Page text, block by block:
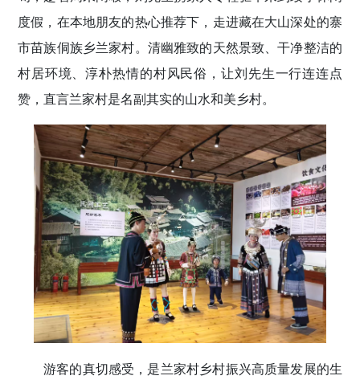
度假，在本地朋友的热心推荐下，走进藏在大山深处的寨
市苗族侗族乡兰家村。清幽雅致的天然景致、干净整洁的
村居环境、淳朴热情的村风民俗，让刘先生一行连连点
赞，直言兰家村是名副其实的山水和美乡村。
游客的真切感受，是兰家村乡村振兴高质量发展的生